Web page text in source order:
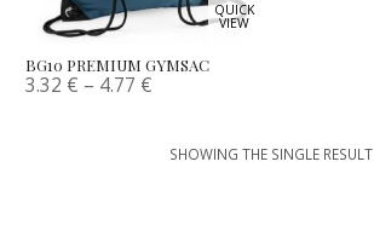
QUICK
VIEW
BG10 PREMIUM GYMSAC
3.32 € – 4.77 €
SHOWING THE SINGLE RESULT